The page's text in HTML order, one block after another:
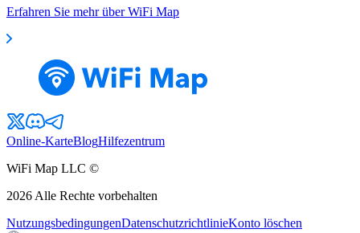
Erfahren Sie mehr über WiFi Map
Online-KarteBlogHilfezentrum
WiFi Map LLC ©
2026 Alle Rechte vorbehalten
NutzungsbedingungenDatenschutzrichtlinieKonto löschen